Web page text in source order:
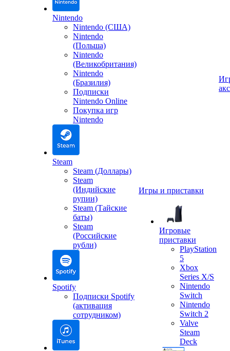
Nintendo
Nintendo (США)
Nintendo
(Польша)
Nintendo
(Великобритания)
Nintendo
(Бразилия)
Подписки
Nintendo Online
Покупка игр
Nintendo
Steam
Steam (Доллары)
Steam
(Индийские
рупии)
Steam (Тайские
баты)
Steam
(Российские
рубли)
Spotify
Подписки Spotify
(активация
сотрудником)
Игры и приставки
Игровые
приставки
PlayStation
5
Xbox
Series X/S
Nintendo
Switch
Nintendo
Switch 2
Valve
Steam
Deck